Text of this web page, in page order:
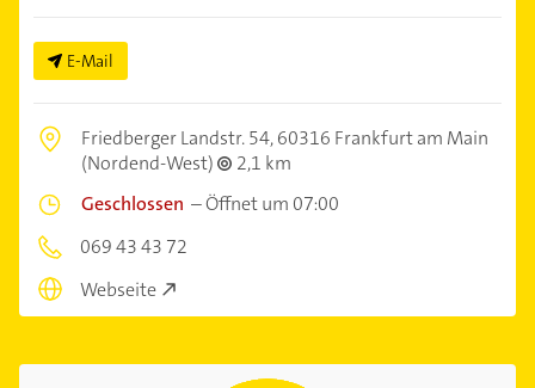
E-Mail
Friedberger Landstr. 54,60316 Frankfurt am Main
(Nordend-West)
2,1 km
Geschlossen –Öffnet um 07:00
069 43 43 72
Webseite